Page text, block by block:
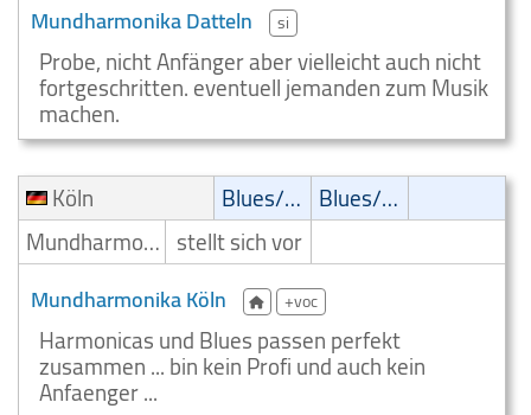
Mundharmonika Datteln si
Probe, nicht Anfänger aber vielleicht auch nicht
fortgeschritten. eventuell jemanden zum Musik
machen.
Köln
Blues/Swing
Blues/Swing
Mundharmonikaspieler stellt sich vor
Mundharmonika Köln +voc
Harmonicas und Blues passen perfekt
zusammen ... bin kein Profi und auch kein
Anfaenger ...